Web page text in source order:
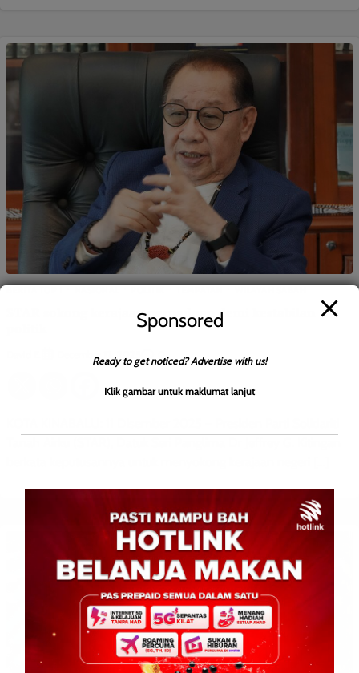
STAR sokong kerajaan perpaduan demi kestabilan
December 12, 2025
Sponsored
Ready to get noticed? Advertise with us!
Klik gambar untuk maklumat lanjut